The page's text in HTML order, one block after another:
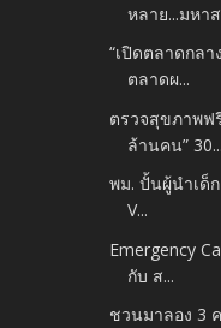
หลาย...มหา
“เปิดตลาดกล
ตลาดผ...
ตรวจสุขภาพฟ
ล้านคน” 30...
พม. ปั้นผู้นำเด็
V...
Emergency
กับ ส...
ชวนมาลอง 3